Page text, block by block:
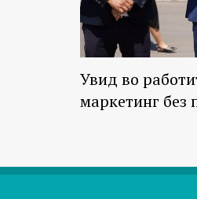
Увид во
маркетинг без